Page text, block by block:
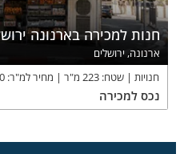
חנות למכירה בארנונה
ארנונה, ירושלים
חנויות
שטח: 223 מ"ר מחיר למ"ר:
נכס למכירה